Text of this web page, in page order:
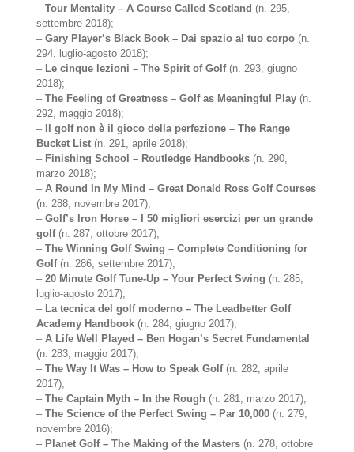
–Tour Mentality – A Course Called Scotland (n. 295,
settembre 2018);
–Gary Player’s Black Book – Dai spazio al tuo corpo (n.
294, luglio-agosto 2018);
– Le cinque lezioni – The Spirit of Golf(n. 293, giugno
2018);
–The Feeling of Greatness – Golf as Meaningful Play (n.
292, maggio 2018);
–
Il golf non è il gioco della perfezione – The Range
Bucket List (n. 291, aprile 2018);
– Finishing School – Routledge Handbooks (n. 290,
marzo 2018);
–A Round In My Mind – Great Donald Ross Golf Courses
(n. 288, novembre 2017);
–Golf’s Iron Horse – I 50 migliori esercizi per un grande
golf(n. 287, ottobre 2017);
–The Winning Golf Swing – Complete Conditioning for
Golf(n. 286, settembre 2017);
–20 Minute Golf Tune-Up – Your Perfect Swing (n. 285,
luglio-agosto 2017);
– La tecnica del golf moderno – The Leadbetter Golf
Academy Handbook (n. 284, giugno 2017);
–A Life Well Played – Ben Hogan’s Secret Fundamental
(n. 283, maggio 2017);
–The Way It Was – How to Speak Golf(n. 282, aprile
2017);
–The Captain Myth – In the Rough (n. 281, marzo 2017);
–The Science of the Perfect Swing – Par 10,000 (n. 279,
novembre 2016);
– Planet Golf – The Making of the Masters (n. 278, ottobre